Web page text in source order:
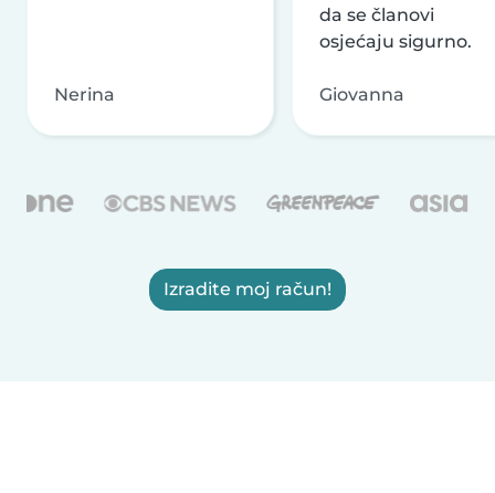
Nerina
da se članovi
osjećaju sigurno.
Giovanna
Izradite moj račun!